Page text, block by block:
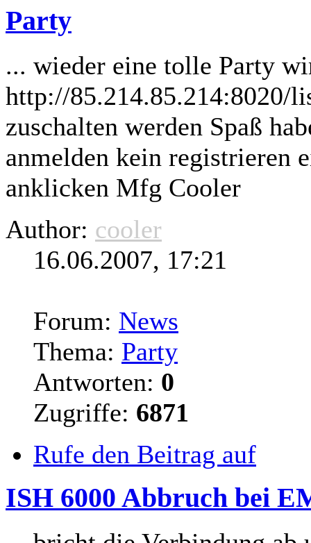
Party
... wieder eine tolle Party
http://85.214.85.214:8020/
zuschalten werden Spaß
anmelden kein registrieren
anklicken Mfg Cooler
Author: cooler
16.06.2007, 17:21
Forum: News
Thema: Party
Antworten: 0
Zugriffe: 6871
Rufe den Beitrag auf
ISH 6000 Abbruch bei